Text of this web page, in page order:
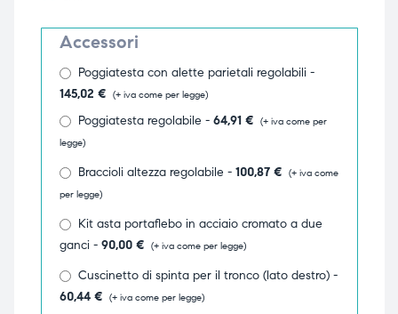
Accessori
Poggiatesta con alette parietali regolabili -
145,02 € (+ iva come per legge)
Poggiatesta regolabile - 64,91 € (+ iva come per
legge)
Braccioli altezza regolabile - 100,87 € (+ iva come
per legge)
Kit asta portaflebo in acciaio cromato a due
ganci - 90,00 € (+ iva come per legge)
Cuscinetto di spinta per il tronco (lato destro) -
60,44 € (+ iva come per legge)